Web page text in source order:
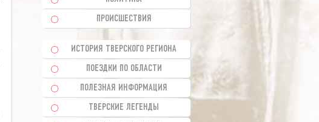
ПРОИСШЕСТВИЯ
ИСТОРИЯ ТВЕРСКОГО РЕГИОНА
ПОЕЗДКИ ПО ОБЛАСТИ
ПОЛЕЗНАЯ ИНФОРМАЦИЯ
ТВЕРСКИЕ ЛЕГЕНДЫ